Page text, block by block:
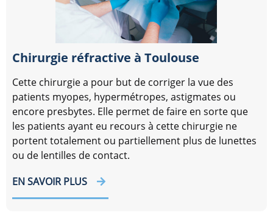
Chirurgie réfractive à Toulouse
Cette chirurgie a pour but de corriger la vue des
patients myopes, hypermétropes, astigmates ou
encore presbytes. Elle permet de faire en sorte que
les patients ayant eu recours à cette chirurgie ne
portent totalement ou partiellement plus de lunettes
ou de lentilles de contact.
EN SAVOIR PLUS